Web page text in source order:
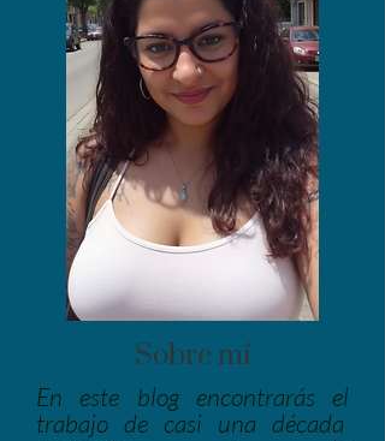
Sobre mí
En este blog encontrarás el
trabajo de casi una década